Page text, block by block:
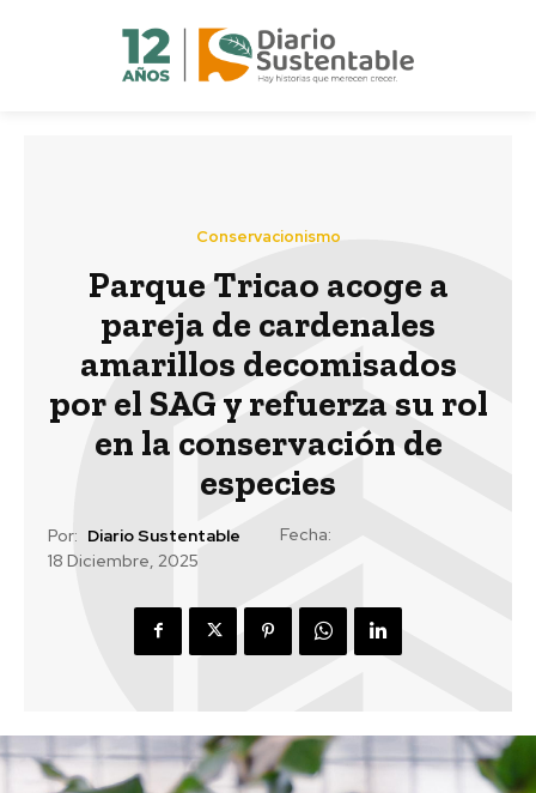
Conservacionismo
Parque Tricao acoge a
pareja de cardenales
amarillos decomisados
por el SAG y refuerza su rol
en la conservación de
especies
Por: Diario Sustentable
Fecha:
18 Diciembre, 2025